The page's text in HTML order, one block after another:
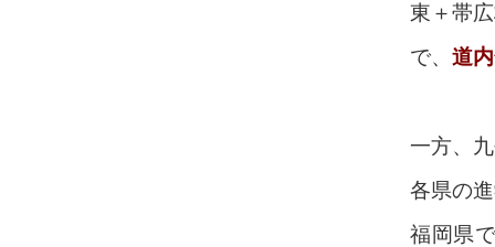
東＋帯
で、 道
一方、
各県の
福岡県